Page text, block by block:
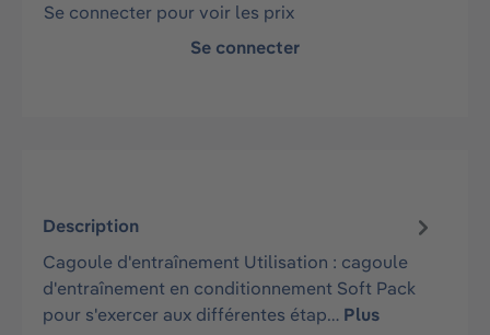
Se connecter pour voir les prix
Se connecter
Description
Cagoule d'entraînement Utilisation : cagoule
d'entraînement en conditionnement Soft Pack
pour s'exercer aux différentes étap… Plus